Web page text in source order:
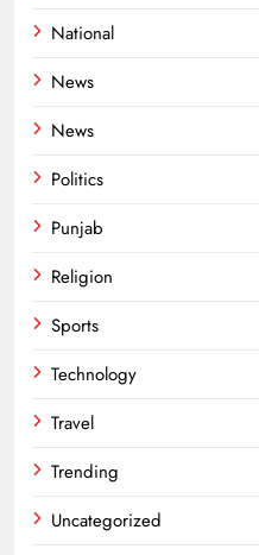
National
News
News
Politics
Punjab
Religion
Sports
Technology
Travel
Trending
Uncategorized